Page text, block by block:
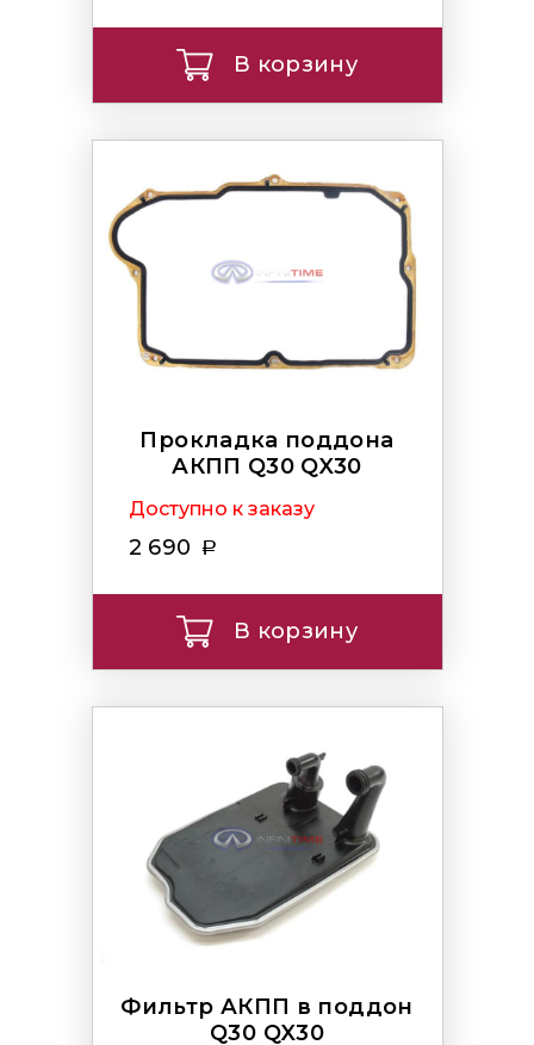
В корзину
Прокладка поддона
АКПП Q30 QX30
Доступно к заказу
2 690
В корзину
Фильтр АКПП в поддон
Q30 QX30